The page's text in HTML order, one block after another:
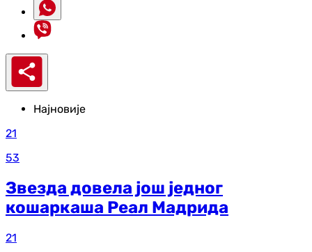
Најновије
21
53
Звезда довела још једног
кошаркаша Реал Мадрида
21